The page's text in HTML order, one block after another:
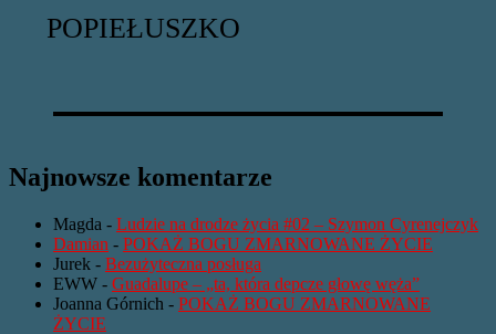
POPIEŁUSZKO
Najnowsze komentarze
Magda - Ludzie na drodze życia #02 – Szymon Cyrenejczyk
Damian - POKAŻ BOGU ZMARNOWANE ŻYCIE
Jurek - Bezużyteczna posługa
EWW - Guadalupe – „ta, która depcze głowę węża”
Joanna Górnich - POKAŻ BOGU ZMARNOWANE
ŻYCIE